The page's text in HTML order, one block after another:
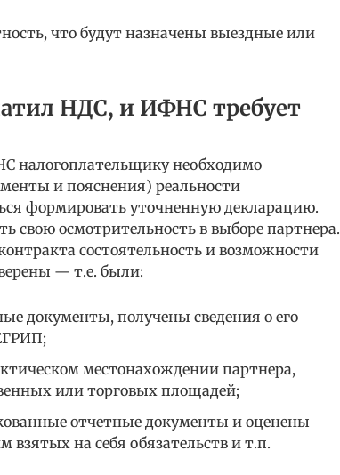
что будут назначены выездные или
НДС, и ИФНС требует
налогоплательщику необходимо
и пояснения) реальности
формировать уточненную декларацию.
свою осмотрительность в выборе партнера.
состоятельность и возможности
— т.е. были:
документы, получены сведения о его
местонахождении партнера,
или торговых площадей;
отчетные документы и оценены
на себя обязательств и т.п.